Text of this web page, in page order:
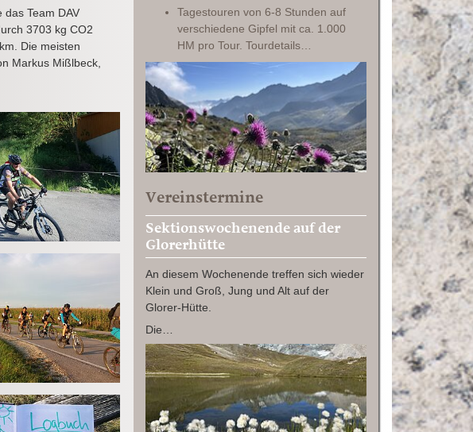
Team DAV
3703 kg CO2
Die meisten
Markus Mißlbeck,
Tagestouren von 6-8 Stunden auf
verschiedene Gipfel mit ca. 1.000
HM pro Tour. Tourdetails…
Vereinstermine
Sektionswochenende auf der
Glorerhütte
An diesem Wochenende treffen sich wieder
Klein und Groß, Jung und Alt auf der
Glorer-Hütte.
Die…